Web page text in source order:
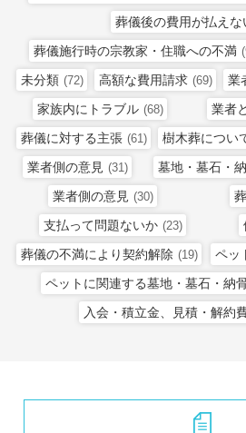
葬儀後の費用が払えな
葬儀施行時の宗教家・住職への不満
未分類 (72) 高額な費用請求 (69) 業
家族内にトラブル (68) 業者
葬儀に対する主張 (61) 樹木葬につい
業者側の意見 (31) 墓地・墓石・
業者側の意見 (30)
支払って問題ないか (23)
葬儀の不満により契約解除 (19) ペッ
ペットに関連する墓地・墓石・納
入会・積立金、見積・解約